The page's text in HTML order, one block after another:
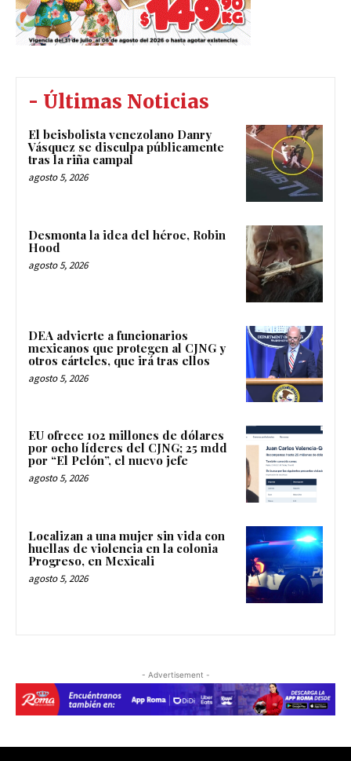
- Últimas Noticias
El beisbolista venezolano Danry
Vásquez se disculpa públicamente
tras la riña campal
agosto 5, 2026
Desmonta la idea del héroe, Robin
Hood
agosto 5, 2026
DEA advierte a funcionarios
mexicanos que protegen al CJNG y
otros cárteles, que irá tras ellos
agosto 5, 2026
EU ofrece 102 millones de dólares
por ocho líderes del CJNG; 25 mdd
por “El Pelón”, el nuevo jefe
agosto 5, 2026
Localizan a una mujer sin vida con
huellas de violencia en la colonia
Progreso, en Mexicali
agosto 5, 2026
- Advertisement -